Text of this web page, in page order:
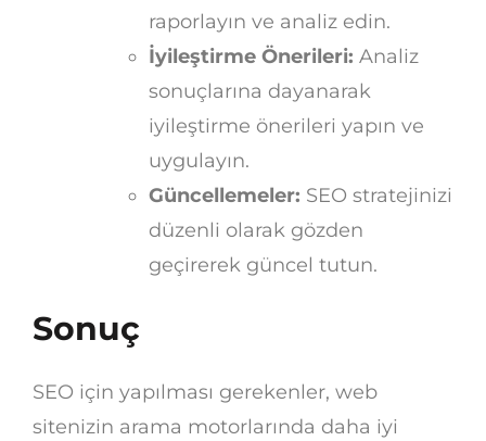
raporlayın ve analiz edin.
İyileştirme Önerileri: Analiz
sonuçlarına dayanarak
iyileştirme önerileri yapın ve
uygulayın.
Güncellemeler: SEO stratejinizi
düzenli olarak gözden
geçirerek güncel tutun.
Sonuç
SEO için yapılması gerekenler, web
sitenizin arama motorlarında daha iyi